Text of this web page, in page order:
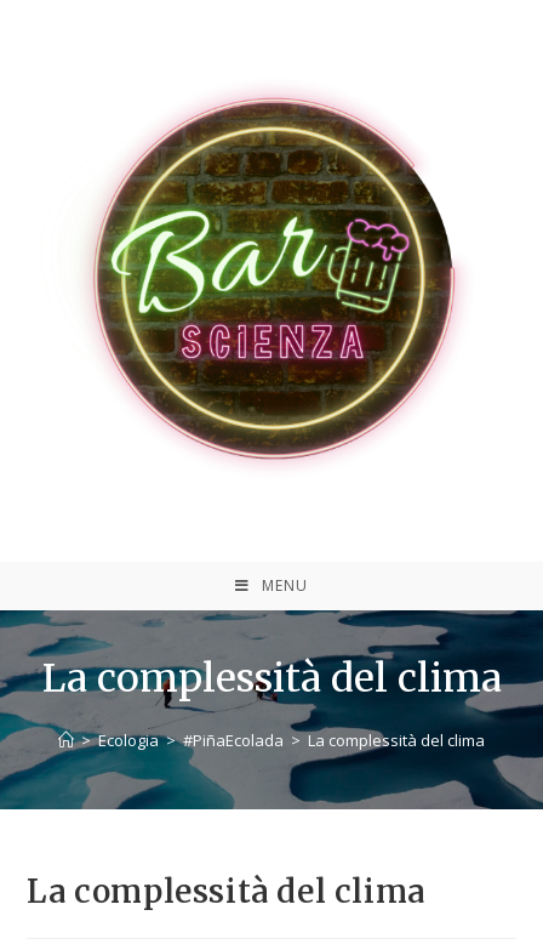
MENU
La complessità del clima
> Ecologia > #PiñaEcolada > La complessità del clima
La complessità del clima